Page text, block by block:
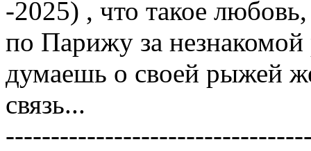
-2025) , что такое
по Парижу за
думаешь о своей рыжей
связь...